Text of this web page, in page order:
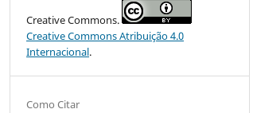
Creative Commons.
Creative Commons Atribuição 4.0
Internacional.
Como Citar